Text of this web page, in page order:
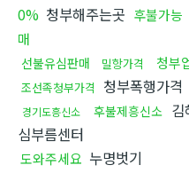
0% 청부해주는곳 후불가능
매
선불유심판매 밀항가격 청부
조선족청부가격 청부폭행가격
경기도흥신소 후불제흥신소 김
심부름센터
도와주세요 누명벗기